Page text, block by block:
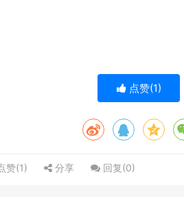
点赞(1)
赞(1) 分享 回复(0)